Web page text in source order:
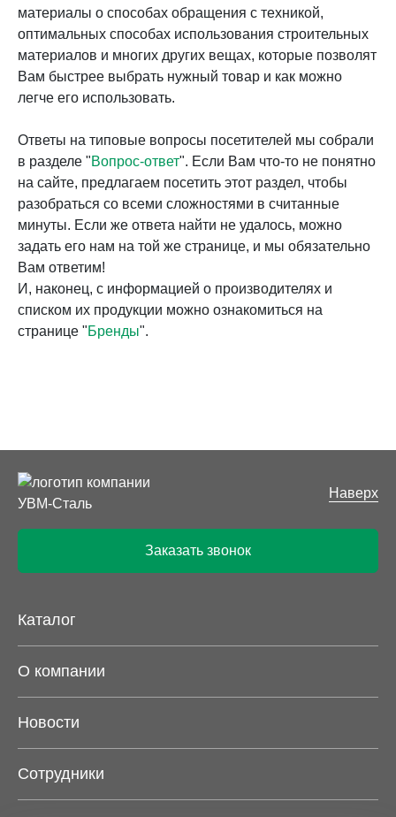
материалы о способах обращения с техникой,
оптимальных способах использования строительных
материалов и многих других вещах, которые позволят
Вам быстрее выбрать нужный товар и как можно
легче его использовать.
Ответы на типовые вопросы посетителей мы собрали
в разделе "Вопрос-ответ". Если Вам что-то не понятно
на сайте, предлагаем посетить этот раздел, чтобы
разобраться со всеми сложностями в считанные
минуты. Если же ответа найти не удалось, можно
задать его нам на той же странице, и мы обязательно
Вам ответим!
И, наконец, с информацией о производителях и
списком их продукции можно ознакомиться на
странице "Бренды".
Наверх
Заказать звонок
Каталог
О компании
Новости
Сотрудники